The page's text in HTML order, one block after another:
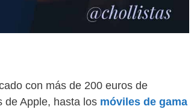
con más de 200 euros de
de Apple, hasta los móviles de gama